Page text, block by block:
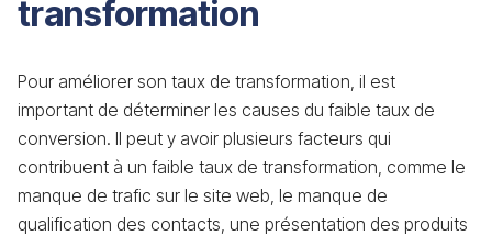
transformation
Pour améliorer son taux de transformation, il est
important de déterminer les causes du faible taux de
conversion. Il peut y avoir plusieurs facteurs qui
contribuent à un faible taux de transformation, comme le
manque de trafic sur le site web, le manque de
qualification des contacts, une présentation des produits